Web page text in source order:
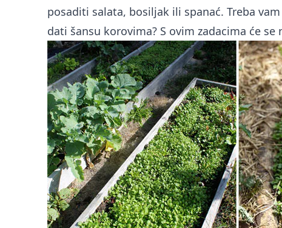
posaditi salata, bosiljak ili spanać. Treba
dati šansu korovima? S ovim zadacima će